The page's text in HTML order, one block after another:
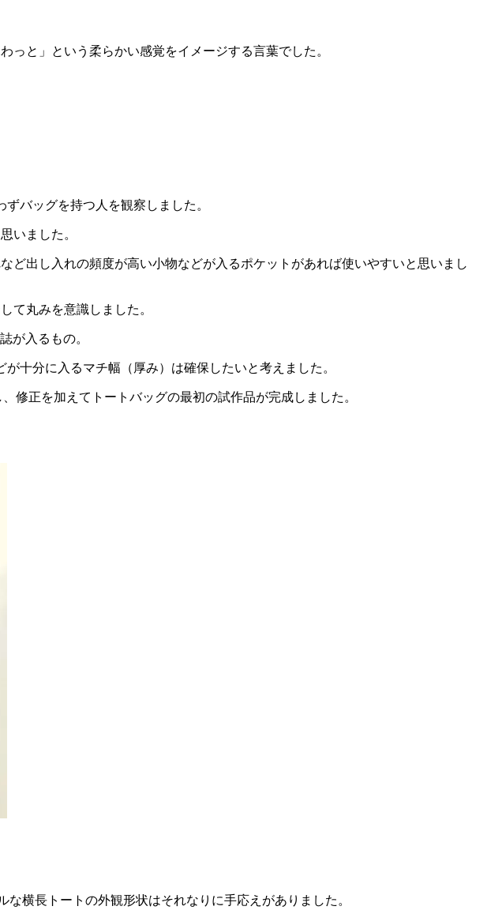
と」という柔らかい感覚をイメージする言葉でした。
バッグを持つ人を観察しました。
いました。
ど出し入れの頻度が高い小物などが入るポケットがあれば使いやすいと思いまし
て丸みを意識しました。
が入るもの。
十分に入るマチ幅（厚み）は確保したいと考えました。
修正を加えてトートバッグの最初の試作品が完成しました。
横長トートの外観形状はそれなりに手応えがありました。